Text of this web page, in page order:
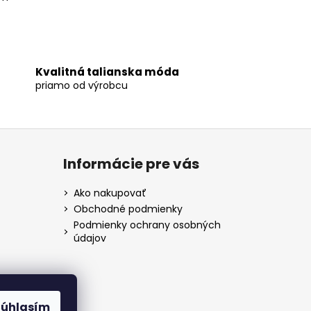
Kvalitná talianska móda
priamo od výrobcu
Informácie pre vás
Ako nakupovať
Obchodné podmienky
Podmienky ochrany osobných
údajov